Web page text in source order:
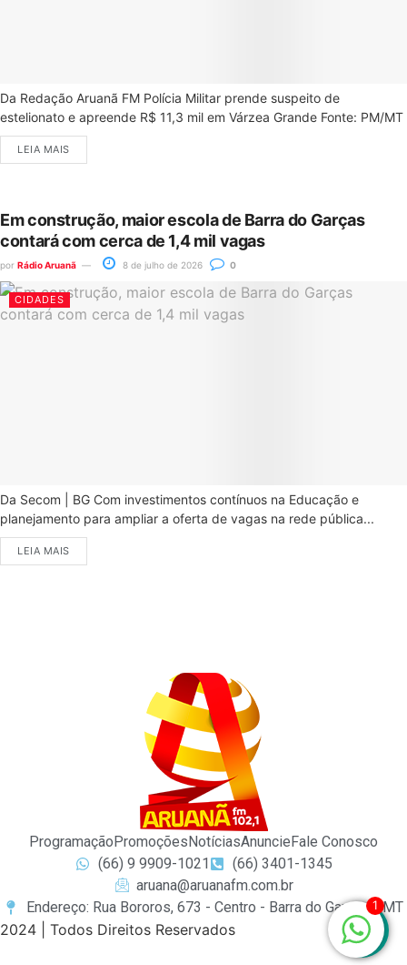
Da Redação Aruanã FM Polícia Militar prende suspeito de
estelionato e apreende R$ 11,3 mil em Várzea Grande Fonte: PM/MT
LEIA MAIS
Em construção, maior escola de Barra do Garças
contará com cerca de 1,4 mil vagas
por Rádio Aruanã 8 de julho de 2026 0
CIDADES
Da Secom | BG Com investimentos contínuos na Educação e
planejamento para ampliar a oferta de vagas na rede pública...
LEIA MAIS
Programação Promoções NotíciasAnuncie Fale Conosco
(66) 9 9909-1021
(66) 3401-1345
aruana@aruanafm.com.br
Endereço: Rua Bororos, 673 - Centro - Barra do Garças / MT
2024 | Todos Direitos Reservados
1